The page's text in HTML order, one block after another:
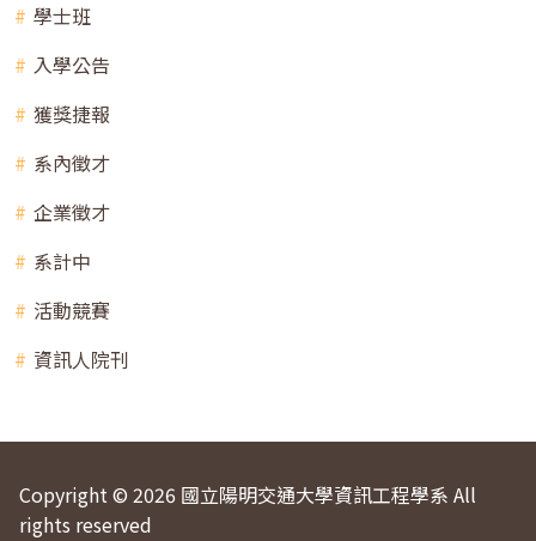
學士班
入學公告
獲獎捷報
系內徵才
企業徵才
系計中
活動競賽
資訊人院刊
Copyright © 2026 國立陽明交通大學資訊工程學系 All
rights reserved